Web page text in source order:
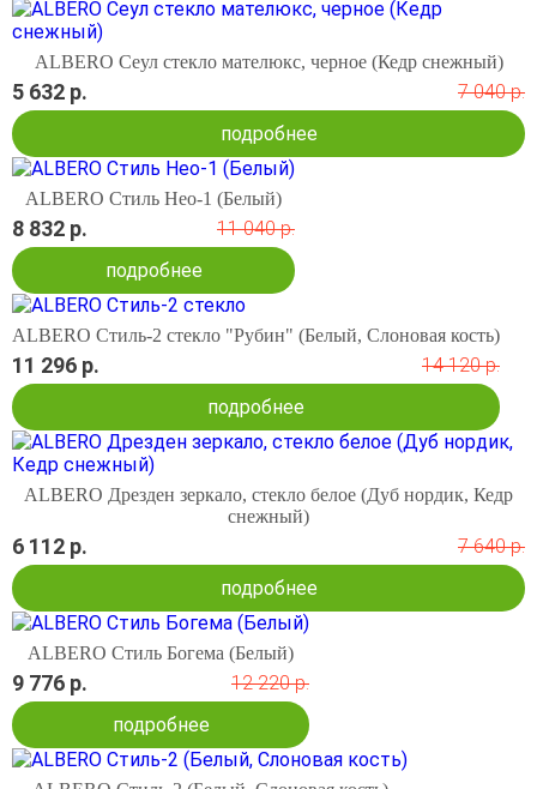
ALBERO Сеул стекло мателюкс, черное (Кедр снежный)
5 632 р.
7 040 р.
подробнее
ALBERO Стиль Нео-1 (Белый)
8 832 р.
11 040 р.
подробнее
ALBERO Стиль-2 стекло "Рубин" (Белый, Слоновая кость)
11 296 р.
14 120 р.
подробнее
ALBERO Дрезден зеркало, стекло белое (Дуб нордик, Кедр
снежный)
6 112 р.
7 640 р.
подробнее
ALBERO Стиль Богема (Белый)
9 776 р.
12 220 р.
подробнее